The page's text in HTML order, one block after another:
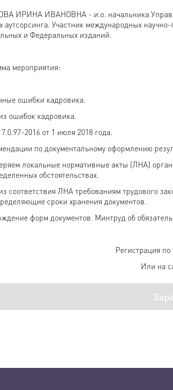
ИРИНА ИВАНОВНА - и.о. начальника
аутсорсинга. Участник международных
и Федеральных изданий.
мероприятия:
ошибки кадровика.
ошибок кадровика.
2016 от 1 июля 2018 года.
по документальному оформлению
локальные нормативные акты (ЛНА)
обстоятельствах.
соответствия ЛНА требованиям трудового
сроки хранения документов.
форм документов. Минтруд об
Регистрация
Или на